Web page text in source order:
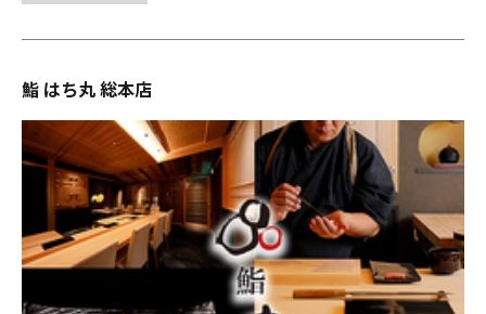
鮨 はち丸 総本店